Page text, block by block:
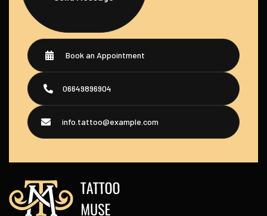
Book an Appointment
06649896904
info.tattoo@example.com